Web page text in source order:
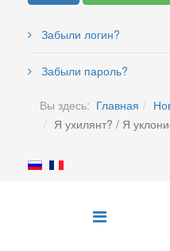
Забыли логин?
Забыли пароль?
Вы здесь: Главная
Я ухилянт? / Я